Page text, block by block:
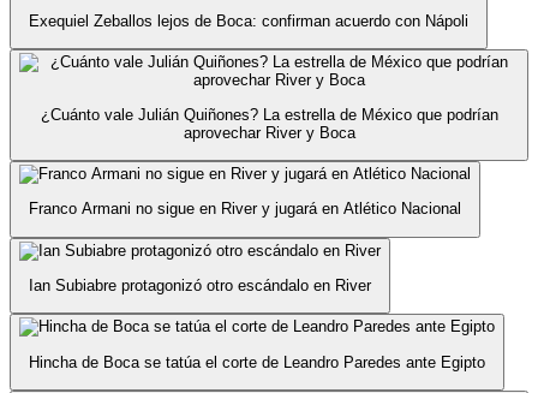
Exequiel Zeballos lejos de Boca: confirman acuerdo con Nápoli
¿Cuánto vale Julián Quiñones? La estrella de México que podrían
aprovechar River y Boca
Franco Armani no sigue en River y jugará en Atlético Nacional
Ian Subiabre protagonizó otro escándalo en River
Hincha de Boca se tatúa el corte de Leandro Paredes ante Egipto